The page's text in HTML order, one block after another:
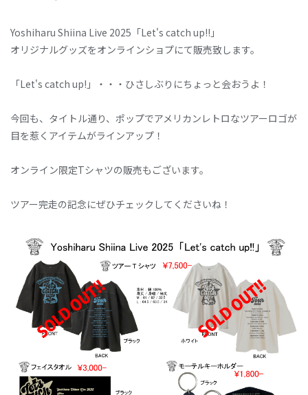
Yoshiharu Shiina Live 2025「Let's catch up!!」
オリジナルグッズをオンラインショプにて販売致します。
「Let's catch up!」・・・ひさしぶりにちょっと会おうよ！
今回も、タイトル通り、ポップでアメリカンレトロなツアーロゴが
目を惹くアイテムがラインアップ！
オンライン限定Tシャツの販売もございます。
ツアー完走の記念にぜひチェックしてくださいね！